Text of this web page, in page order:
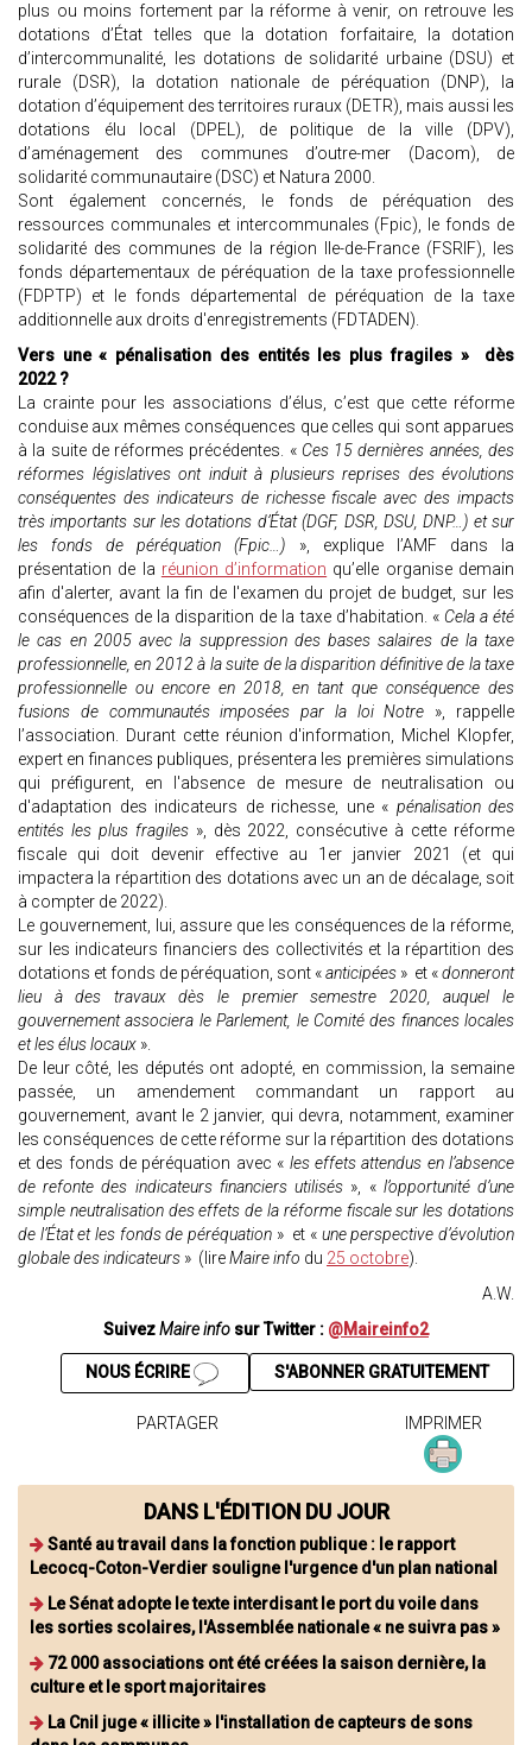
plus ou moins fortement par la réforme à venir, on retrouve les
dotations d’État telles que la dotation forfaitaire, la dotation
d’intercommunalité, les dotations de solidarité urbaine (DSU) et
rurale (DSR), la dotation nationale de péréquation (DNP), la
dotation d’équipement des territoires ruraux (DETR), mais aussi les
dotations élu local (DPEL), de politique de la ville (DPV),
d’aménagement des communes d’outre-mer (Dacom), de
solidarité communautaire (DSC) et Natura 2000.
Sont également concernés, le fonds de péréquation des
ressources communales et intercommunales (Fpic), le fonds de
solidarité des communes de la région Ile-de-France (FSRIF), les
fonds départementaux de péréquation de la taxe professionnelle
(FDPTP) et le fonds départemental de péréquation de la taxe
additionnelle aux droits d'enregistrements (FDTADEN).
Vers une « pénalisation des entités les plus fragiles » dès
2022 ?
La crainte pour les associations d’élus, c’est que cette réforme
conduise aux mêmes conséquences que celles qui sont apparues
à la suite de réformes précédentes. « Ces 15 dernières années, des
réformes législatives ont induit à plusieurs reprises des évolutions
conséquentes des indicateurs de richesse fiscale avec des impacts
très importants sur les dotations d’État (DGF, DSR, DSU, DNP…) et sur
les fonds de péréquation (Fpic…) », explique l’AMF dans la
présentation de la réunion d’information qu’elle organise demain
afin d'alerter, avant la fin de l'examen du projet de budget, sur les
conséquences de la disparition de la taxe d’habitation. « Cela a été
le cas en 2005 avec la suppression des bases salaires de la taxe
professionnelle, en 2012 à la suite de la disparition définitive de la taxe
professionnelle ou encore en 2018, en tant que conséquence des
fusions de communautés imposées par la loi Notre », rappelle
l’association. Durant cette réunion d'information, Michel Klopfer,
expert en finances publiques, présentera les premières simulations
qui préfigurent, en l'absence de mesure de neutralisation ou
d'adaptation des indicateurs de richesse, une « pénalisation des
entités les plus fragiles», dès 2022, consécutive à cette réforme
fiscale qui doit devenir effective au 1er janvier 2021 (et qui
impactera la répartition des dotations avec un an de décalage, soit
à compter de 2022).
Le gouvernement, lui, assure que les conséquences de la réforme,
sur les indicateurs financiers des collectivités et la répartition des
dotations et fonds de péréquation, sont «anticipées » et «donneront
lieu à des travaux dès le premier semestre 2020, auquel le
gouvernement associera le Parlement, le Comité des finances locales
et les élus locaux ».
De leur côté, les députés ont adopté, en commission, la semaine
passée, un amendement commandant un rapport au
gouvernement, avant le 2 janvier, qui devra, notamment, examiner
les conséquences de cette réforme sur la répartition des dotations
et des fonds de péréquation avec « les effets attendus en l’absence
de refonte des indicateurs financiers utilisés », « l’opportunité d’une
simple neutralisation des effets de la réforme fiscale sur les dotations
de l’État et les fonds de péréquation » et « une perspective d’évolution
globale des indicateurs » (lireMaire info du 25 octobre).
A.W.
SuivezMaire info sur Twitter : @Maireinfo2
S'ABONNER GRATUITEMENT
NOUS ÉCRIRE
PARTAGER IMPRIMER
DANS L'ÉDITION DU JOUR
Santé au travail dans la fonction publique : le rapport
Lecocq-Coton-Verdier souligne l'urgence d'un plan national
Le Sénat adopte le texte interdisant le port du voile dans
les sorties scolaires, l'Assemblée nationale « ne suivra pas »
72 000 associations ont été créées la saison dernière, la
culture et le sport majoritaires
La Cnil juge « illicite » l'installation de capteurs de sons